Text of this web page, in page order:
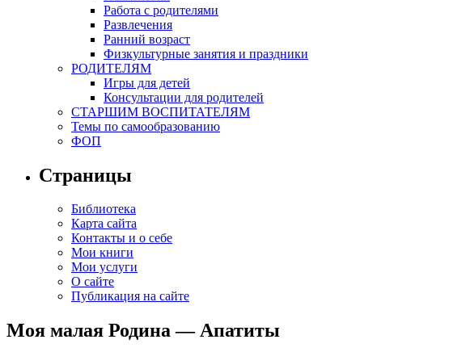
Работа с родителями
Развлечения
Ранний возраст
Физкультурные занятия и праздники
РОДИТЕЛЯМ
Игры для детей
Консультации для родителей
СТАРШИМ ВОСПИТАТЕЛЯМ
Темы по самообразованию
ФОП
Страницы
Библиотека
Карта сайта
Контакты и о себе
Мои книги
Мои услуги
О сайте
Публикация на сайте
Моя малая Родина — Апатиты